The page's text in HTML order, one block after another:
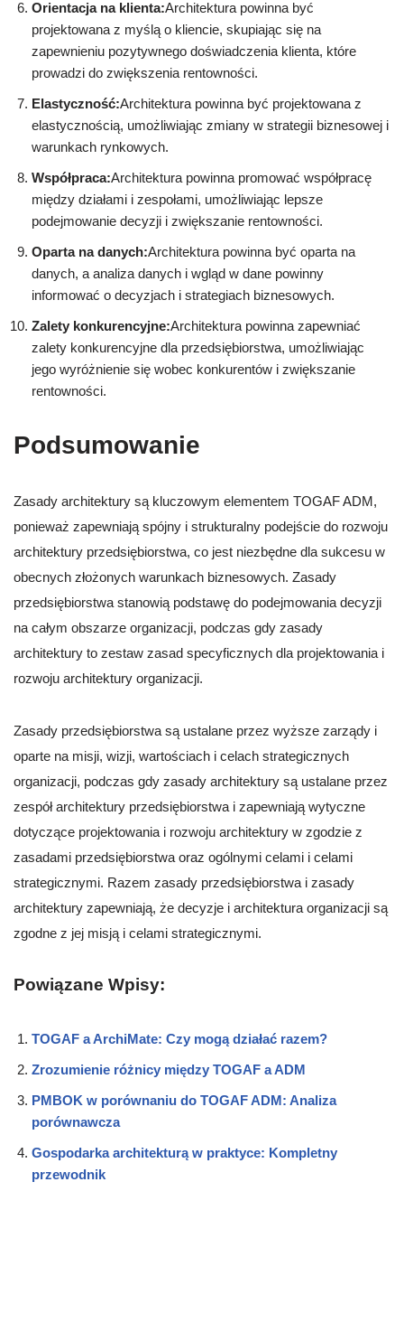
Orientacja na klienta:Architektura powinna być
projektowana z myślą o kliencie, skupiając się na
zapewnieniu pozytywnego doświadczenia klienta, które
prowadzi do zwiększenia rentowności.
Elastyczność:Architektura powinna być projektowana z
elastycznością, umożliwiając zmiany w strategii biznesowej i
warunkach rynkowych.
Współpraca:Architektura powinna promować współpracę
między działami i zespołami, umożliwiając lepsze
podejmowanie decyzji i zwiększanie rentowności.
Oparta na danych:Architektura powinna być oparta na
danych, a analiza danych i wgląd w dane powinny
informować o decyzjach i strategiach biznesowych.
Zalety konkurencyjne:Architektura powinna zapewniać
zalety konkurencyjne dla przedsiębiorstwa, umożliwiając
jego wyróżnienie się wobec konkurentów i zwiększanie
rentowności.
Podsumowanie
Zasady architektury są kluczowym elementem TOGAF ADM,
ponieważ zapewniają spójny i strukturalny podejście do rozwoju
architektury przedsiębiorstwa, co jest niezbędne dla sukcesu w
obecnych złożonych warunkach biznesowych. Zasady
przedsiębiorstwa stanowią podstawę do podejmowania decyzji
na całym obszarze organizacji, podczas gdy zasady
architektury to zestaw zasad specyficznych dla projektowania i
rozwoju architektury organizacji.
Zasady przedsiębiorstwa są ustalane przez wyższe zarządy i
oparte na misji, wizji, wartościach i celach strategicznych
organizacji, podczas gdy zasady architektury są ustalane przez
zespół architektury przedsiębiorstwa i zapewniają wytyczne
dotyczące projektowania i rozwoju architektury w zgodzie z
zasadami przedsiębiorstwa oraz ogólnymi celami i celami
strategicznymi. Razem zasady przedsiębiorstwa i zasady
architektury zapewniają, że decyzje i architektura organizacji są
zgodne z jej misją i celami strategicznymi.
Powiązane Wpisy:
TOGAF a ArchiMate: Czy mogą działać razem?
Zrozumienie różnicy między TOGAF a ADM
PMBOK w porównaniu do TOGAF ADM: Analiza
porównawcza
Gospodarka architekturą w praktyce: Kompletny
przewodnik